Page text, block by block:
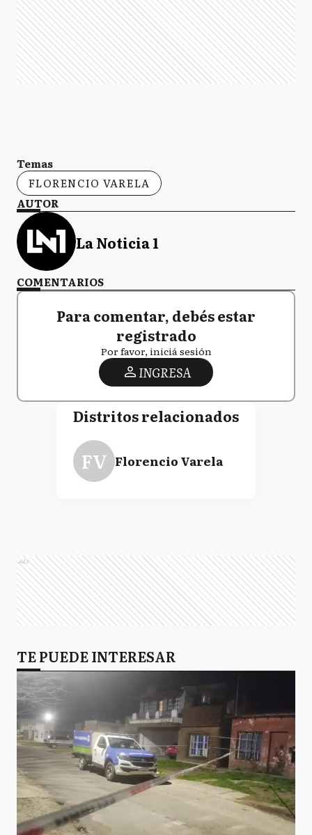
Temas
FLORENCIO VARELA
AUTOR
La Noticia 1
COMENTARIOS
Para comentar, debés estar
registrado
Por favor, iniciá sesión
INGRESA
Distritos relacionados
FV Florencio Varela
Ads
TE PUEDE INTERESAR